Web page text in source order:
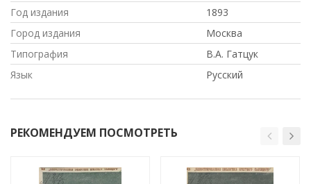
Год издания
1893
Город издания
Москва
Типография
В.А. Гатцук
Язык
Русский
РЕКОМЕНДУЕМ ПОСМОТРЕТЬ